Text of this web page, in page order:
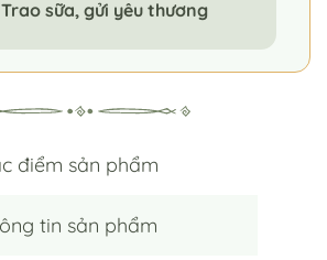
sữa, gửi yêu thương
điểm sản phẩm
tin sản phẩm